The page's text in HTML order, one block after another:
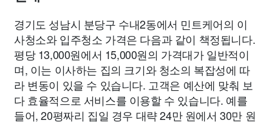
경기도 성남시 분당구 수내2동에서 민트케어의 이
사청소와 입주청소 가격은 다음과 같이 책정됩니다.
평당 13,000원에서 15,000원의 가격대가 일반적이
며, 이는 이사하는 집의 크기와 청소의 복잡성에 따
라 변동이 있을 수 있습니다. 고객은 예산에 맞춰 보
다 효율적으로 서비스를 이용할 수 있습니다. 예를
들어, 20평짜리 집일 경우 대략 24만 원에서 30만 원